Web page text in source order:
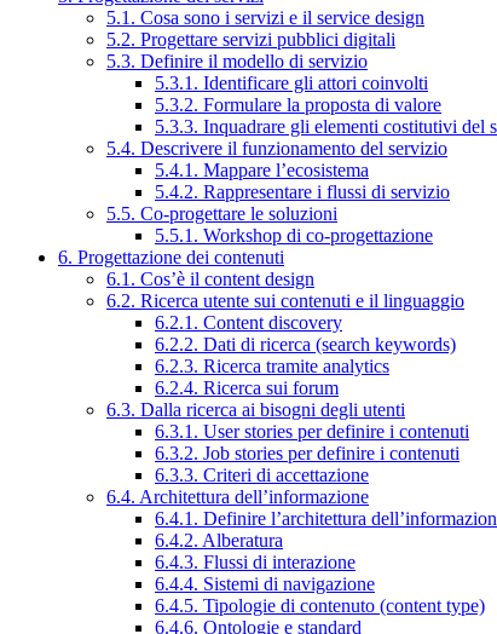
5.1. Cosa sono i servizi e il service design
5.2. Progettare servizi pubblici digitali
5.3. Definire il modello di servizio
5.3.1. Identificare gli attori coinvolti
5.3.2. Formulare la proposta di valore
5.3.3. Inquadrare gli elementi costitutivi del
5.4. Descrivere il funzionamento del servizio
5.4.1. Mappare l’ecosistema
5.4.2. Rappresentare i flussi di servizio
5.5. Co-progettare le soluzioni
5.5.1. Workshop di co-progettazione
6. Progettazione dei contenuti
6.1. Cos’è il content design
6.2. Ricerca utente sui contenuti e il linguaggio
6.2.1. Content discovery
6.2.2. Dati di ricerca (search keywords)
6.2.3. Ricerca tramite analytics
6.2.4. Ricerca sui forum
6.3. Dalla ricerca ai bisogni degli utenti
6.3.1. User stories per definire i contenuti
6.3.2. Job stories per definire i contenuti
6.3.3. Criteri di accettazione
6.4. Architettura dell’informazione
6.4.1. Definire l’architettura
6.4.2. Alberatura
6.4.3. Flussi di interazione
6.4.4. Sistemi di navigazione
6.4.5. Tipologie di contenuto (content type)
6.4.6. Ontologie e standard